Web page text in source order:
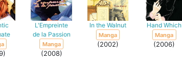
L'Empreinte
de la Passion
Manga
(2008)
In the Walnut
Manga
(2002)
Hand Which
Manga
(2006)